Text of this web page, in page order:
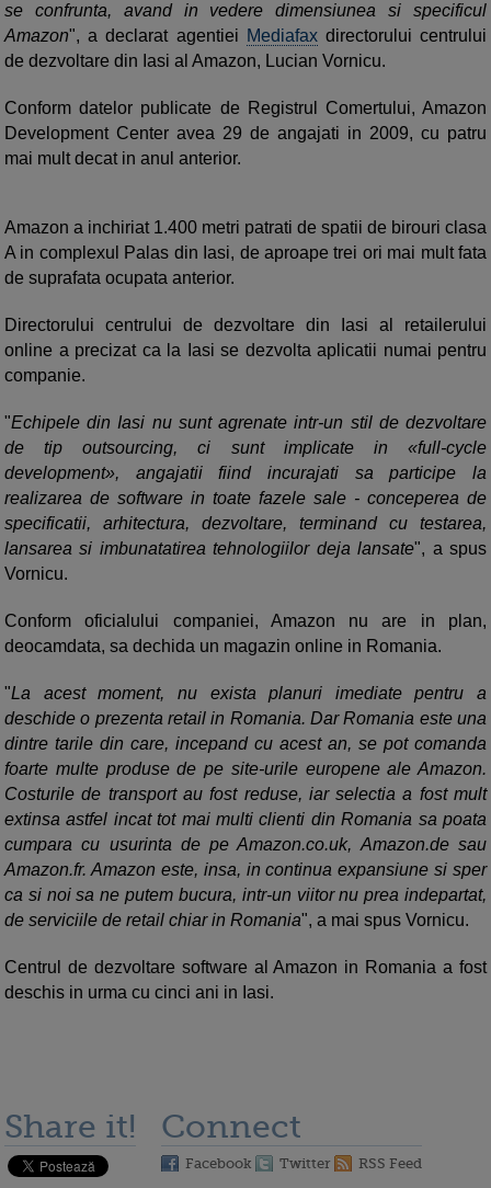
se confrunta, avand in vedere dimensiunea si specificul
Amazon", a declarat agentiei Mediafaxdirectorului centrului
de dezvoltare din Iasi al Amazon, Lucian Vornicu.
Conform datelor publicate de Registrul Comertului, Amazon
Development Center avea 29 de angajati in 2009, cu patru
mai mult decat in anul anterior.
Amazon a inchiriat 1.400 metri patrati de spatii de birouri clasa
A in complexul Palas din Iasi, de aproape trei ori mai mult fata
de suprafata ocupata anterior.
Directorului centrului de dezvoltare din Iasi al retailerului
online a precizat ca la Iasi se dezvolta aplicatii numai pentru
companie.
"Echipele din Iasi nu sunt agrenate intr-un stil de dezvoltare
de tip outsourcing, ci sunt implicate in «full-cycle
development», angajatii fiind incurajati sa participe la
realizarea de software in toate fazele sale - conceperea de
specificatii, arhitectura, dezvoltare, terminand cu testarea,
lansarea si imbunatatirea tehnologiilor deja lansate", a spus
Vornicu.
Conform oficialului companiei, Amazon nu are in plan,
deocamdata, sa dechida un magazin online in Romania.
"La acest moment, nu exista planuri imediate pentru a
deschide o prezenta retail in Romania. Dar Romania este una
dintre tarile din care, incepand cu acest an, se pot comanda
foarte multe produse de pe site-urile europene ale Amazon.
Costurile de transport au fost reduse, iar selectia a fost mult
extinsa astfel incat tot mai multi clienti din Romania sa poata
cumpara cu usurinta de pe Amazon.co.uk, Amazon.de sau
Amazon.fr. Amazon este, insa, in continua expansiune si sper
ca si noi sa ne putem bucura, intr-un viitor nu prea indepartat,
de serviciile de retail chiar in Romania", a mai spus Vornicu.
Centrul de dezvoltare software al Amazon in Romania a fost
deschis in urma cu cinci ani in Iasi.
Share it! Connect
Facebook Twitter RSS Feed